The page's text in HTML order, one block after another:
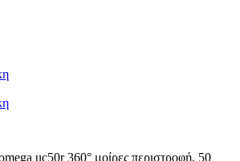
uc50r 360° μοίρες περιστροφή, 50